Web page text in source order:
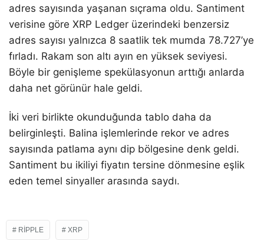
adres sayısında yaşanan sıçrama oldu. Santiment
verisine göre XRP Ledger üzerindeki benzersiz
adres sayısı yalnızca 8 saatlik tek mumda 78.727’ye
fırladı. Rakam son altı ayın en yüksek seviyesi.
Böyle bir genişleme spekülasyonun arttığı anlarda
daha net görünür hale geldi.
İki veri birlikte okunduğunda tablo daha da
belirginleşti. Balina işlemlerinde rekor ve adres
sayısında patlama aynı dip bölgesine denk geldi.
Santiment bu ikiliyi fiyatın tersine dönmesine eşlik
eden temel sinyaller arasında saydı.
RIPPLE XRP